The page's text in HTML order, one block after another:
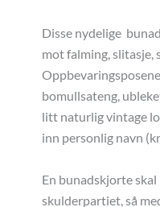
Disse nydelige
mot falming, slitasje,
bomullsateng,
litt naturlig vintage
inn personlig navn
En bunadskjorte skal
skulderpartiet, så